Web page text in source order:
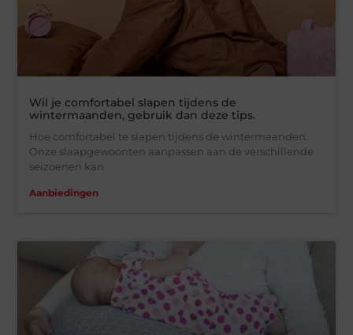
Wil je comfortabel slapen tijdens de
wintermaanden, gebruik dan deze tips.
Hoe comfortabel te slapen tijdens de wintermaanden.
Onze slaapgewoonten aanpassen aan de verschillende
seizoenen kan
Aanbiedingen